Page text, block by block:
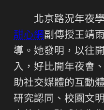
北京路況年夜
甜心網副傳授王靖
導。她發明，以往
入，好比開年夜會
助社交媒體的互動體
研究認同、校園文